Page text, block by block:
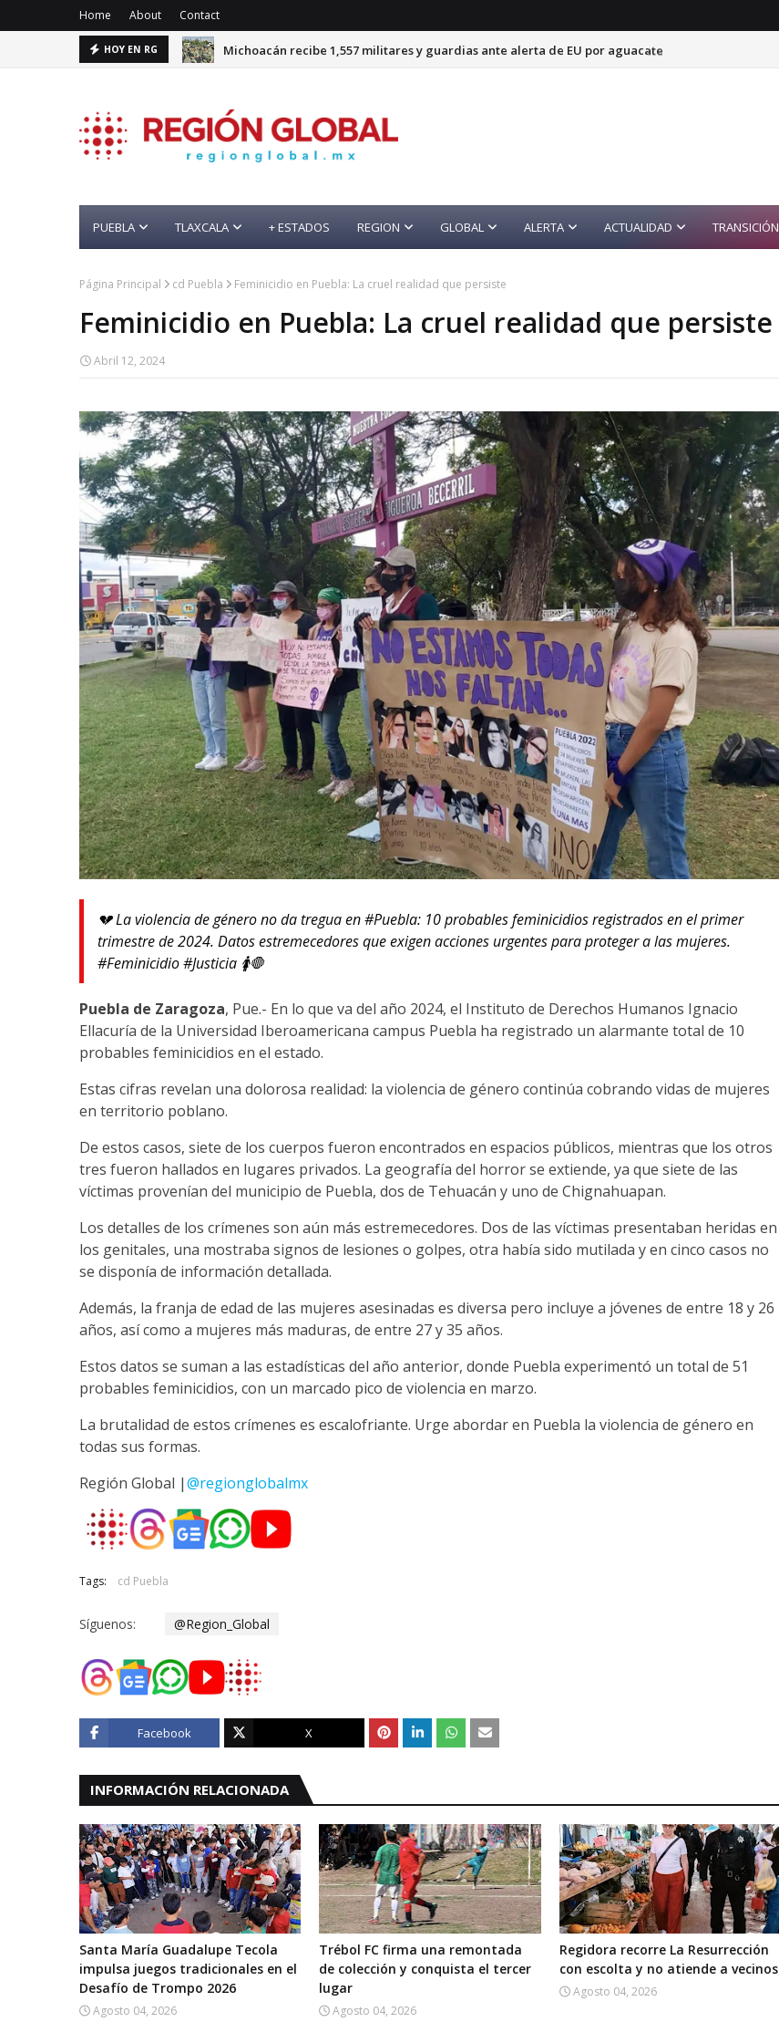
Home About Contact
HOY EN RG Michoacán recibe 1,557 militares y guardias ante alerta de EU por aguacate
PUEBLA TLAXCALA + ESTADOS REGION GLOBAL ALERTA ACTUALIDAD TRANSICIÓN
Página Principal cd Puebla Feminicidio en Puebla: La cruel realidad que persiste
Feminicidio en Puebla: La cruel realidad que persiste
Abril 12, 2024
💔 La violencia de género no da tregua en #Puebla: 10 probables feminicidios registrados en el primer
trimestre de 2024. Datos estremecedores que exigen acciones urgentes para proteger a las mujeres.
#Feminicidio #Justicia 🚺🛑
Puebla de Zaragoza, Pue.- En lo que va del año 2024, el Instituto de Derechos Humanos Ignacio
Ellacuría de la Universidad Iberoamericana campus Puebla ha registrado un alarmante total de 10
probables feminicidios en el estado.
Estas cifras revelan una dolorosa realidad: la violencia de género continúa cobrando vidas de mujeres
en territorio poblano.
De estos casos, siete de los cuerpos fueron encontrados en espacios públicos, mientras que los otros
tres fueron hallados en lugares privados. La geografía del horror se extiende, ya que siete de las
víctimas provenían del municipio de Puebla, dos de Tehuacán y uno de Chignahuapan.
Los detalles de los crímenes son aún más estremecedores. Dos de las víctimas presentaban heridas en
los genitales, una mostraba signos de lesiones o golpes, otra había sido mutilada y en cinco casos no
se disponía de información detallada.
Además, la franja de edad de las mujeres asesinadas es diversa pero incluye a jóvenes de entre 18 y 26
años, así como a mujeres más maduras, de entre 27 y 35 años.
Estos datos se suman a las estadísticas del año anterior, donde Puebla experimentó un total de 51
probables feminicidios, con un marcado pico de violencia en marzo.
La brutalidad de estos crímenes es escalofriante. Urge abordar en Puebla la violencia de género en
todas sus formas.
Región Global |@regionglobalmx
Tags: cd Puebla
Síguenos: @Region_Global
Facebook X
INFORMACIÓN RELACIONADA
Santa María Guadalupe Tecola
impulsa juegos tradicionales en el
Desafío de Trompo 2026
Agosto 04, 2026
Trébol FC firma una remontada
de colección y conquista el tercer
lugar
Agosto 04, 2026
Regidora recorre La Resurrección
con escolta y no atiende a vecinos
Agosto 04, 2026